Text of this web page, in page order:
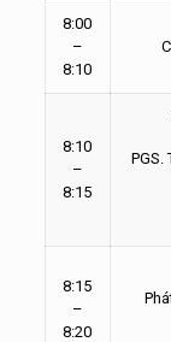
8:00
–
8:10
8:10
–
8:15
PGS.
8:15
–
8:20